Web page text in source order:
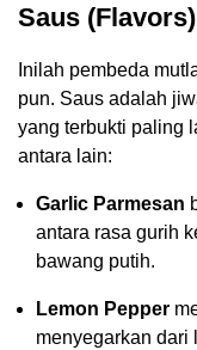
Saus (Flavors)
Inilah pembeda
pun. Saus adalah
yang terbukti paling
antara lain:
Garlic Parmesan
antara rasa gurih
bawang putih.
Lemon Pepper
menyegarkan dari